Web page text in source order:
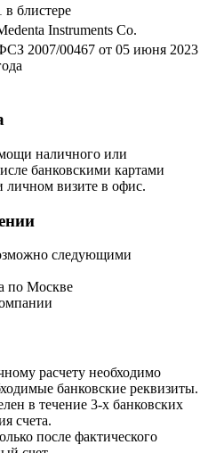
в блистере
Instruments Co.
2007/00467 от 05 июня 2023
наличного или
банковскими картами
личном визите в офис.
следующими
по Москве
расчету необходимо
банковские реквизиты.
в течение 3-х банковских
cчета.
после фактического